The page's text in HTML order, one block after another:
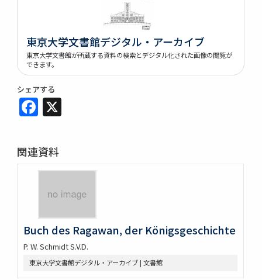
東京大学文書館デジタル・アーカイブ
東京大学文書館が所蔵する資料の検索とデジタル化された画像の閲覧が
できます。
シェアする
Facebook
関連資料
Buch des Ragawan, der Königsgeschichte
P. W. Schmidt S.V.D.
東京大学文書館デジタル・アーカイブ | 文書館